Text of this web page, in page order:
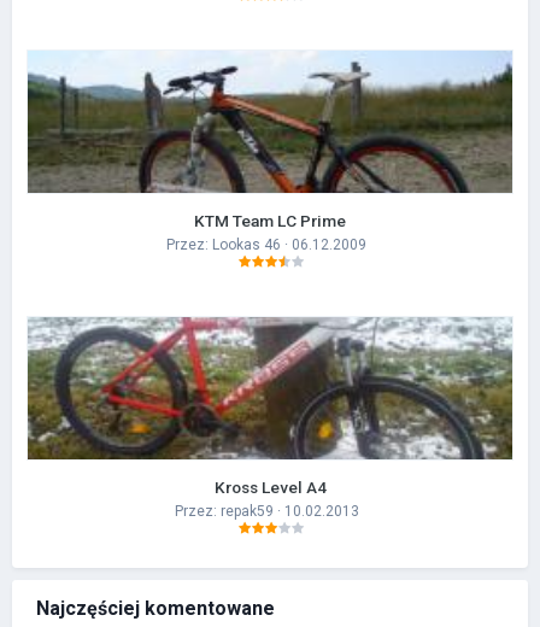
KTM Team LC Prime
Przez: Lookas 46 · 06.12.2009
Kross Level A4
Przez: repak59 · 10.02.2013
Najczęściej komentowane